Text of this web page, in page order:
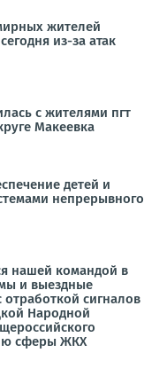
жителей
из-за атак
с жителями пгт
Макеевка
детей и
непрерывного
нашей командой в
и выездные
сигналов
Народной
сферы ЖКХ